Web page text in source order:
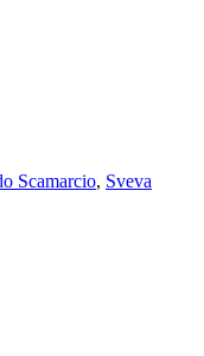
Scamarcio, Sveva